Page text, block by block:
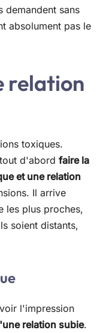
demandent sans
absolument pas le
relation
toxiques.
d'abord faire la
et une relation
Il arrive
les plus proches,
soient distants,
l'impression
relation subie.